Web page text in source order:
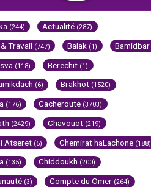
(244) Actualité (287)
Travail (747) Balak (1) Bamidbar
(118) Berechit (1)
(6) Brakhot (1520)
(176) Cacheroute (3703)
(2429) Chavouot (219)
Atseret (5) Chemirat haLachone (188)
(135) Chiddoukh (200)
(3) Compte du Omer (264)